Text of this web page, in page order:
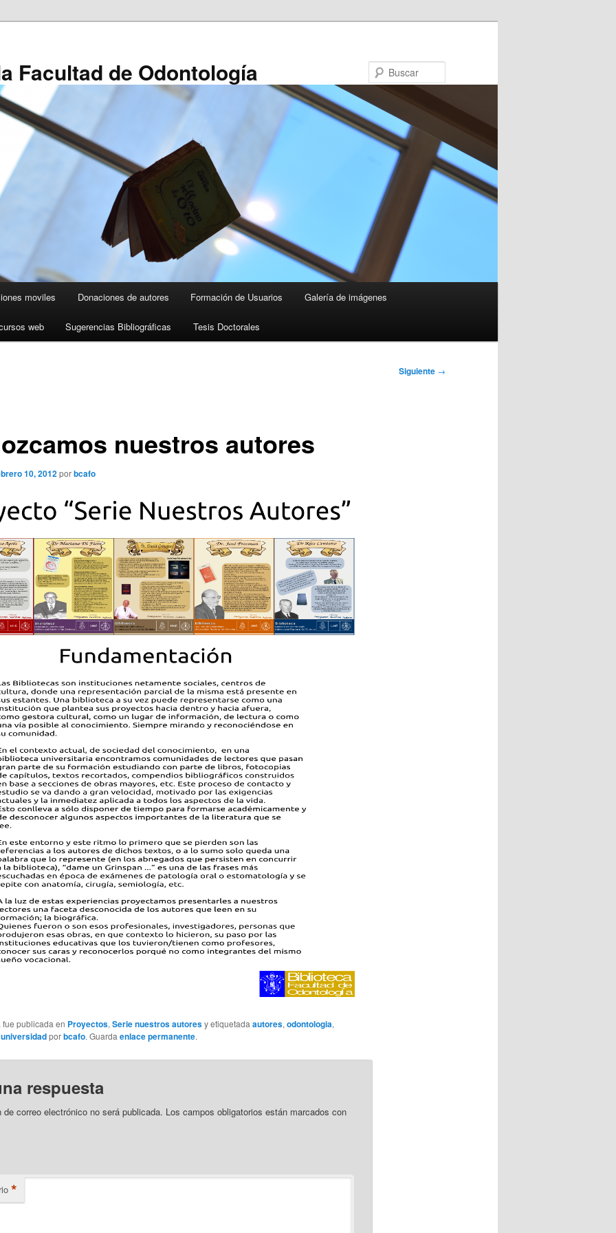
Facultad de Odontología
moviles Donaciones de autores Formación de Usuarios Galería de imágenes
web Sugerencias Bibliográficas Tesis Doctorales
Siguiente →
nuestros autores
10, 2012porbcafo
fue publicada en Proyectos, Serie nuestros autoresy etiquetada autores, odontologia,
universidadporbcafo. Guarda enlace permanente.
respuesta
de correo electrónico no será publicada. Los campos obligatorios están marcados con
*